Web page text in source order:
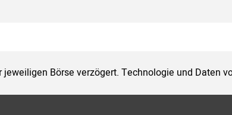
Börse verzögert. Technologie und Daten